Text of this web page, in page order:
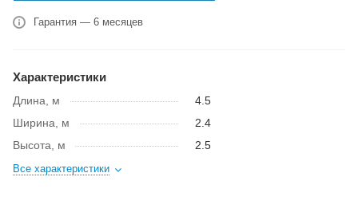
Гарантия — 6 месяцев
Характеристики
Длина, м
4.5
Ширина, м
2.4
Высота, м
2.5
Все характеристики